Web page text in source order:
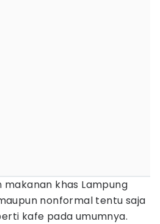
makanan khas Lampung
nonformal tentu saja
kafe pada umumnya.